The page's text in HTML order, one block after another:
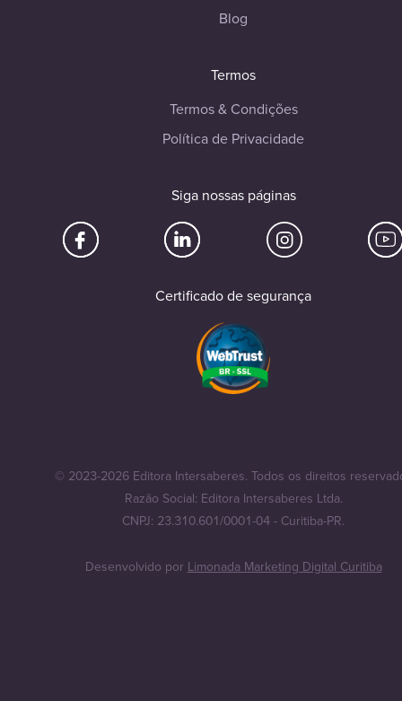
Blog
Termos
Termos & Condições
Política de Privacidade
Siga nossas páginas
Certificado de segurança
© 2023-2026 Editora Intersaberes. Todos os direitos
Razão Social: Editora Intersaberes Ltda.
CNPJ: 23.310.601/0001-04 - Curitiba-PR.
Desenvolvido por Limonada Marketing Digital Curitiba